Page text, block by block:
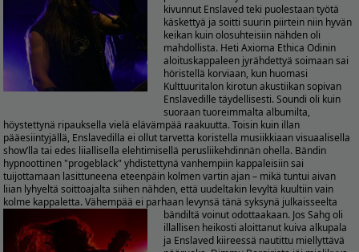
kivunnut Enslaved teki puolestaan työtä
käskettyä ja soitti suurin piirtein niin hyvän
keikan kuin olosuhteisiin nähden oli
mahdollista. Heti Axioma Ethica Odinin
aloituskappaleen jyrähdettyä soimaan sai
höristellä korviaan, kun huomasi
Kulttuuritalon kirotun akustiikan sopivan
Enslavedille täydellisesti. Soundi oli kuin
suoraan tuoreimmalta albumilta,
höystettynä ripauksella vielä elävämpää raakuutta. Toisin kuin illan
pääesiintyjällä, Enslavedilla ei ollut tarvetta koristella musiikkiaan visuaalisella
show’lla tai edes liiallisella elehtimisellä perusliikehdinnän ohella. Bändin
hypnoottinen "progeblack" yhdistettynä vanhempiin kappaleisiin sai
tuijottamaan lasittuneena eteenpäin kolmen vartin ajan – mikä tuntui aivan
liian lyhyeltä soittoajalta siihen nähden, että uudeltakin levyltä kuultiin vain
kolme kappaletta. Vähempää ei parhaan levynsä tänä syksynä julkaisseelta
bändiltä voinut odottaakaan. Jos Sahg oli
illallisen heikosti aloittanut kuiva alkupala
ja Enslaved kiireessä nautittu miellyttävä